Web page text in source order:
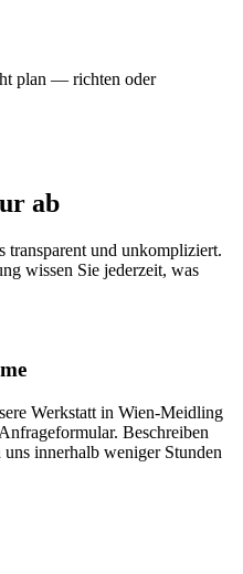
plan — richten oder
ab
transparent und unkompliziert.
wissen Sie jederzeit, was
Werkstatt in Wien-Meidling
Beschreiben
innerhalb weniger Stunden